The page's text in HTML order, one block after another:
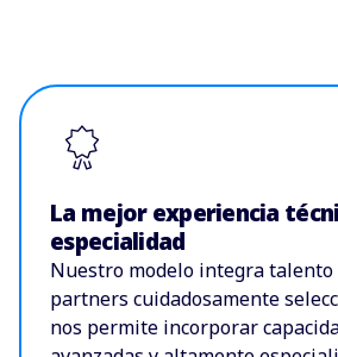
La mejor experiencia
especialidad
Nuestro modelo integra
partners cuidadosamente
nos permite incorporar